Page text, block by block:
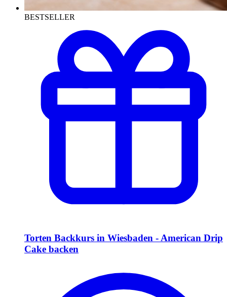
BESTSELLER
Torten Backkurs in Wiesbaden - American Drip
Cake backen